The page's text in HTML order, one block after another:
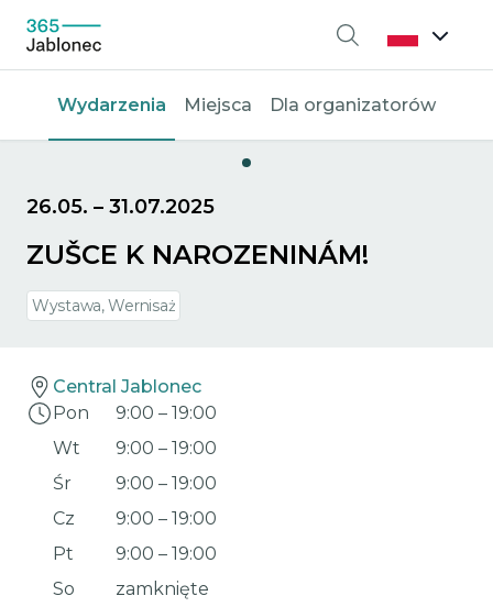
Wyszukiwanie
Wydarzenia Miejsca Dla organizatorów
26.05. – 31.07.2025
ZUŠCE K NAROZENINÁM!
Wystawa, Wernisaż
Central Jablonec
Pon
9:00 – 19:00
Wt
9:00 – 19:00
Śr
9:00 – 19:00
Cz
9:00 – 19:00
Pt
9:00 – 19:00
So
zamknięte